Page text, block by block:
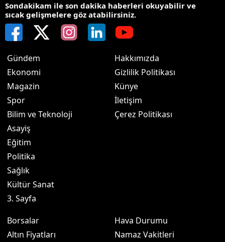
Sondakikam ile son dakika haberleri okuyabilir ve
sıcak gelişmelere göz atabilirsiniz.
Gündem
Ekonomi
Magazin
Spor
Bilim ve Teknoloji
Asayiş
Eğitim
Politika
Sağlık
Kültür Sanat
3. Sayfa
Hakkımızda
Gizlilik Politikası
Künye
İletişim
Çerez Politikası
Borsalar
Altın Fiyatları
Hava Durumu
Namaz Vakitleri